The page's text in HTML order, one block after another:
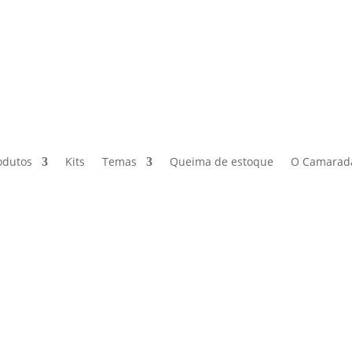
Kits Temas Queima de estoque O